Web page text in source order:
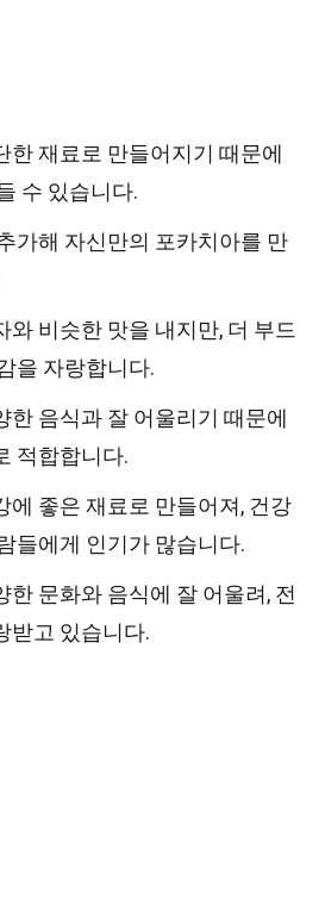
한 재료로 만들어지기 때문에
수 있습니다.
가해 자신만의 포카치아를 만
와 비슷한 맛을 내지만, 더 부드
을 자랑합니다.
한 음식과 잘 어울리기 때문에
적합합니다.
에 좋은 재료로 만들어져, 건강
들에게 인기가 많습니다.
한 문화와 음식에 잘 어울려, 전
받고 있습니다.